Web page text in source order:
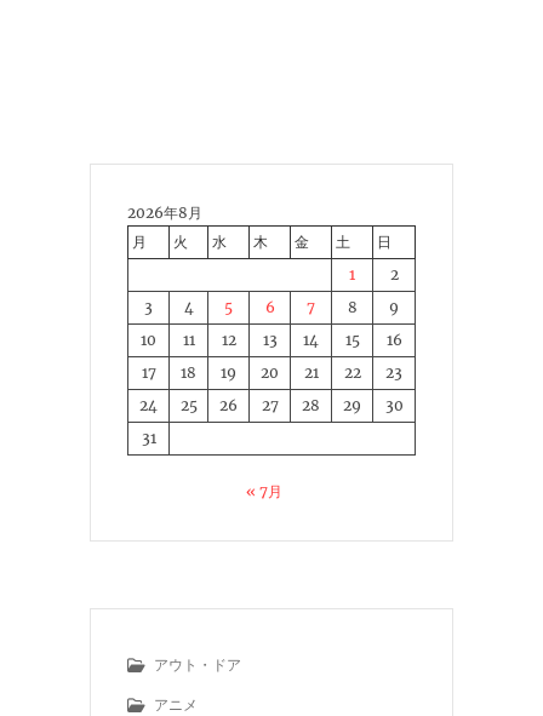
2026年8月
月
火 水 木 金 土
日
1
2
3
4 5 6 7 8
9
10
11 12 13 14 15
16
17
18 19 20 21 22
23
24
25 26 27 28 29
30
31
« 7月
アウト・ドア
アニメ